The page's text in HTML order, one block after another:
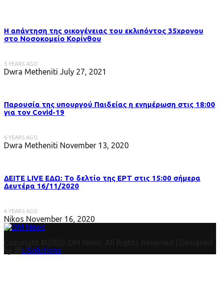
Η απάντηση της οικογένειας του εκλιπόντος 35χρονου
στo Νοσοκομείο Κορίνθου
5 YEARS AGO
Dwra Metheniti July 27, 2021
Παρουσία της υπουργού Παιδείας η ενημέρωση στις 18:00
για τον Covid-19
6 YEARS AGO
Dwra Metheniti November 13, 2020
ΔΕΙΤΕ LIVE ΕΔΩ: Το δελτίο της ΕΡΤ στις 15:00 σήμερα
Δευτέρα 16/11/2020
6 YEARS AGO
Nikos November 16, 2020
LiSolutions